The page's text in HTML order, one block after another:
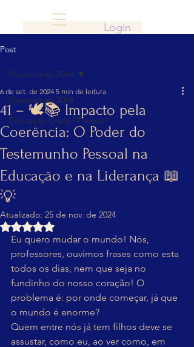
Login
Post
Devocionais 2024
Educação Cristã | Porquê?
Devocionais 2024
41 – 🕊️📚 Impacto pela
Coerência: O Poder do
Testemunho Pessoal na
Educação e na Liderança 📖
💡
6 de set. de 2024 5 min de leitura
Atualizado: 25 de nov. de 2024
Avaliado com NaN de 5 estrelas.
Eu quero mudar o mundo! Nós,
professores, ouvimos frases como esta
todos os dias, nem que seja no
fundinho do nosso coração! O
problema é: por onde começar, já que
o mundo é enorme?
Quem entre nós já tem filhos deve se
assustar, como eu, ao ver como, em